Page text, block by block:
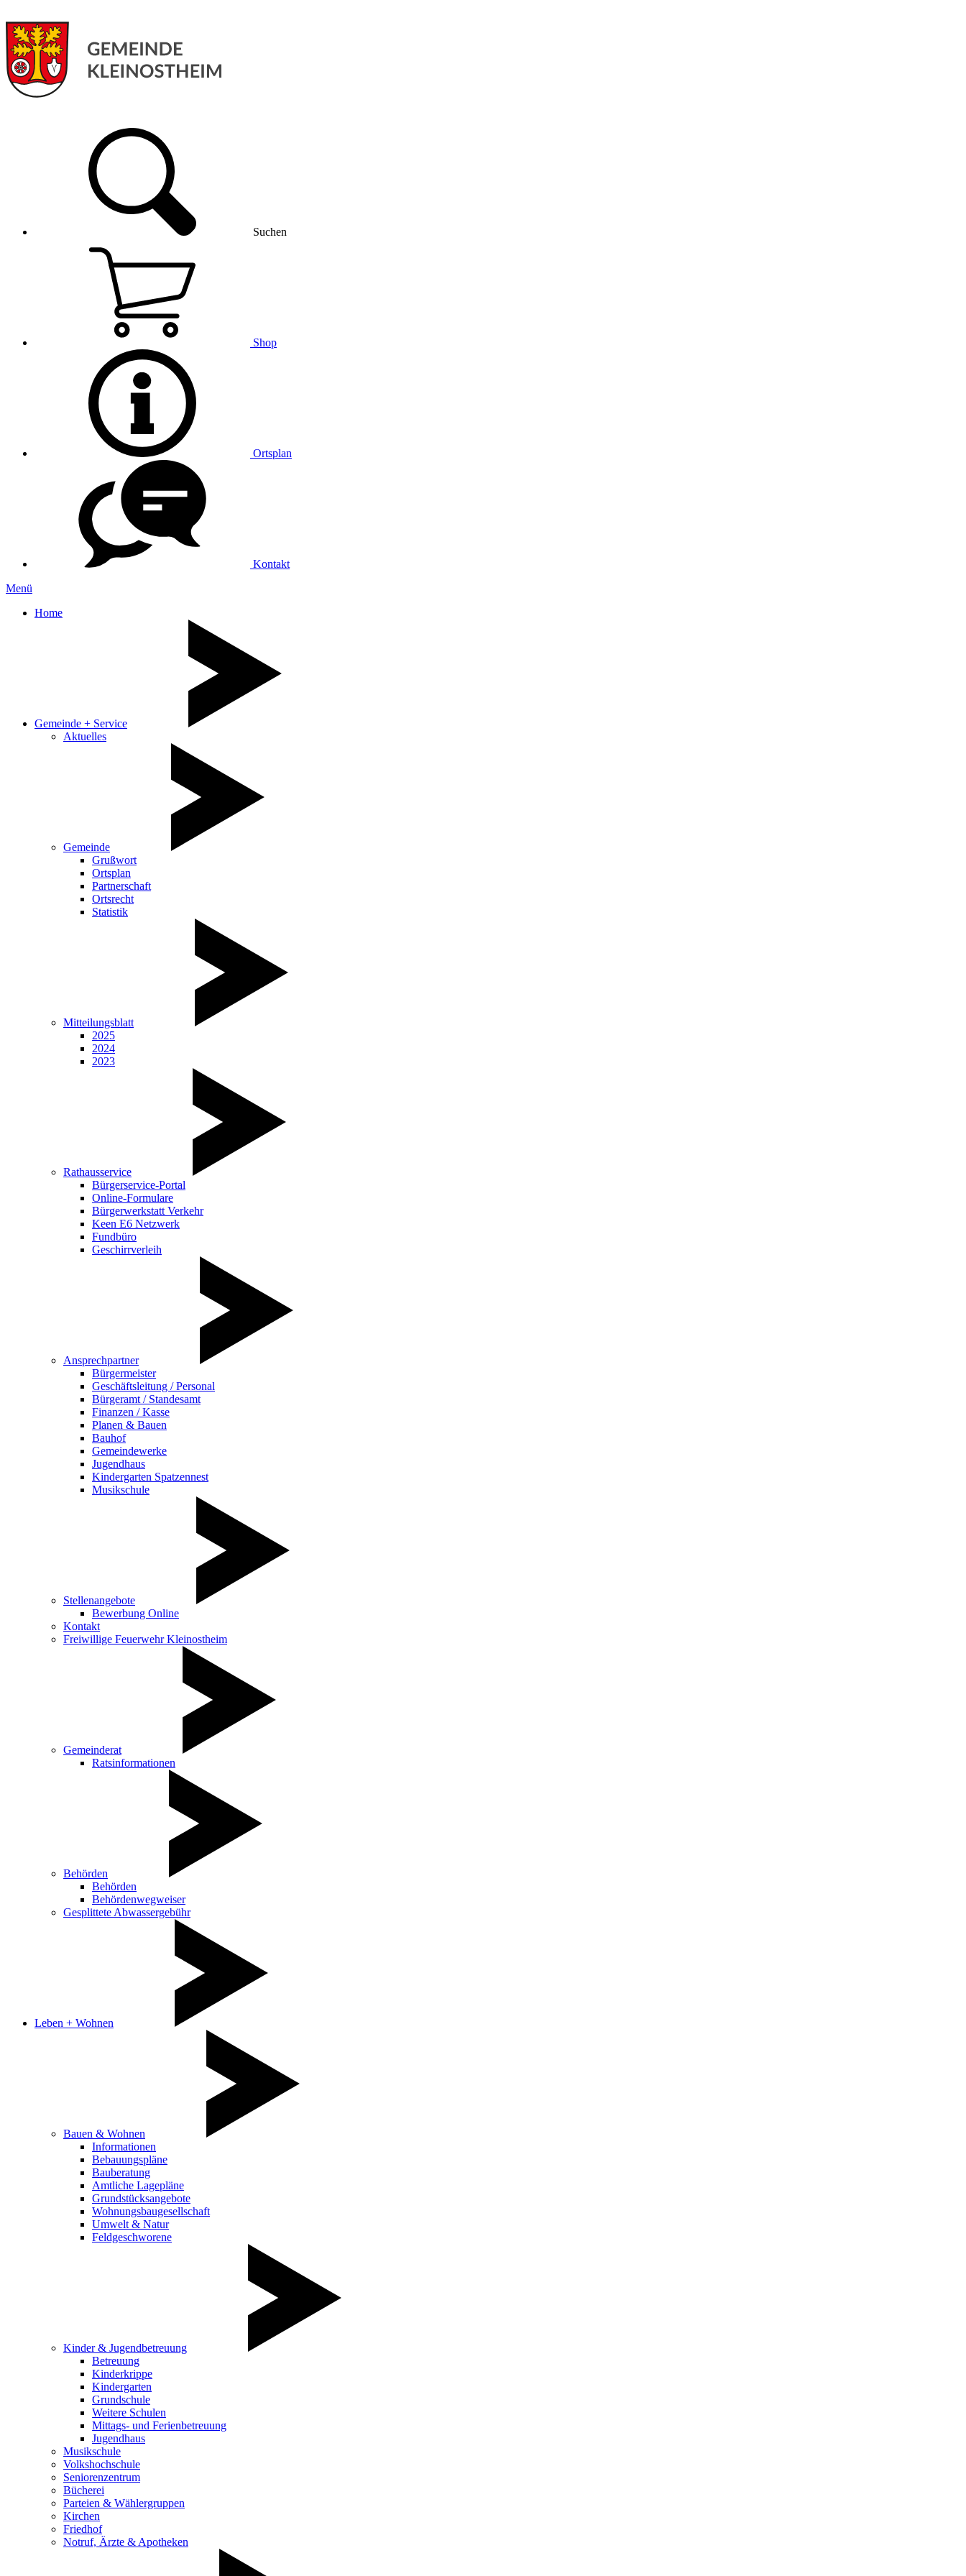
Suchen
Shop
Ortsplan
Kontakt
Menü
Home
Gemeinde + Service
Aktuelles
Gemeinde
Grußwort
Ortsplan
Partnerschaft
Ortsrecht
Statistik
Mitteilungsblatt
2025
2024
2023
Rathausservice
Bürgerservice-Portal
Online-Formulare
Bürgerwerkstatt Verkehr
Keen E6 Netzwerk
Fundbüro
Geschirrverleih
Ansprechpartner
Bürgermeister
Geschäftsleitung / Personal
Bürgeramt / Standesamt
Finanzen / Kasse
Planen & Bauen
Bauhof
Gemeindewerke
Jugendhaus
Kindergarten Spatzennest
Musikschule
Stellenangebote
Bewerbung Online
Kontakt
Freiwillige Feuerwehr Kleinostheim
Gemeinderat
Ratsinformationen
Behörden
Behörden
Behördenwegweiser
Gesplittete Abwassergebühr
Leben + Wohnen
Bauen & Wohnen
Informationen
Bebauungspläne
Bauberatung
Amtliche Lagepläne
Grundstücksangebote
Wohnungsbaugesellschaft
Umwelt & Natur
Feldgeschworene
Kinder & Jugendbetreuung
Betreuung
Kinderkrippe
Kindergarten
Grundschule
Weitere Schulen
Mittags- und Ferienbetreuung
Jugendhaus
Musikschule
Volkshochschule
Seniorenzentrum
Bücherei
Parteien & Wählergruppen
Kirchen
Friedhof
Notruf, Ärzte & Apotheken